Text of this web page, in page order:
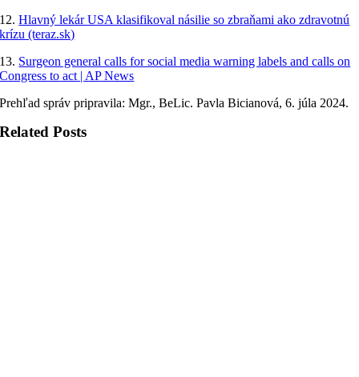
12.Hlavný lekár USA klasifikoval násilie so zbraňami ako zdravotnú
krízu (teraz.sk)
13. Surgeon general calls for social media warning labels and calls on
Congress to act | AP News
Prehľad správ pripravila: Mgr., BeLic. Pavla Bicianová, 6. júla 2024.
Related Posts